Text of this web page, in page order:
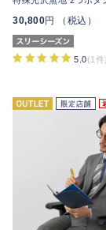
30,800円 （税込）
5.0(1件)